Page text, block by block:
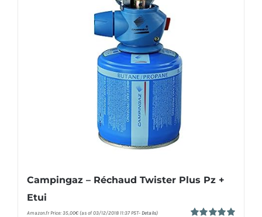
Campingaz – Réchaud Twister Plus Pz +
Etui
Amazon.fr Price: 35,00€ (as of 03/12/2018 11:37 PST- Details)